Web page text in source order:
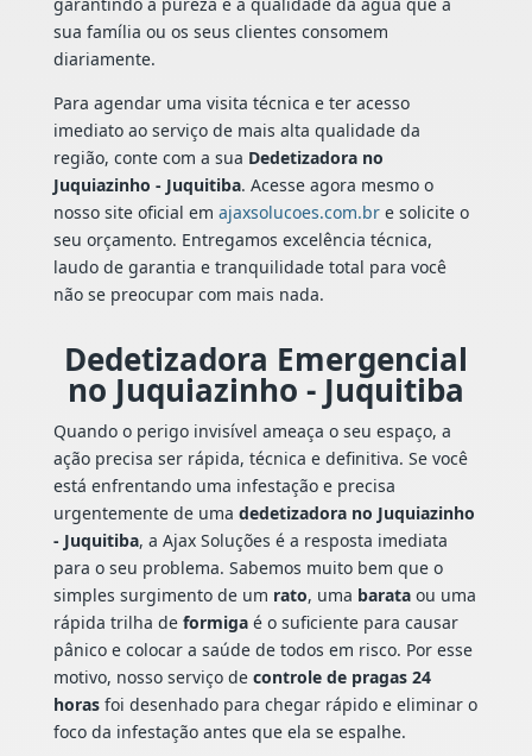
sua família ou os seus clientes consomem
diariamente.
Para agendar uma visita técnica e ter acesso
imediato ao serviço de mais alta qualidade da
região, conte com a sua Dedetizadora no
Juquiazinho - Juquitiba. Acesse agora mesmo o
nosso site oficial em ajaxsolucoes.com.bre solicite o
seu orçamento. Entregamos excelência técnica,
laudo de garantia e tranquilidade total para você
não se preocupar com mais nada.
Dedetizadora Emergencial
no Juquiazinho - Juquitiba
Quando o perigo invisível ameaça o seu espaço, a
ação precisa ser rápida, técnica e definitiva. Se você
está enfrentando uma infestação e precisa
urgentemente de uma dedetizadora no Juquiazinho
- Juquitiba, a Ajax Soluções é a resposta imediata
para o seu problema. Sabemos muito bem que o
simples surgimento de um rato, uma barataou uma
rápida trilha de formigaé o suficiente para causar
pânico e colocar a saúde de todos em risco. Por esse
motivo, nosso serviço de controle de pragas 24
horasfoi desenhado para chegar rápido e eliminar o
foco da infestação antes que ela se espalhe.